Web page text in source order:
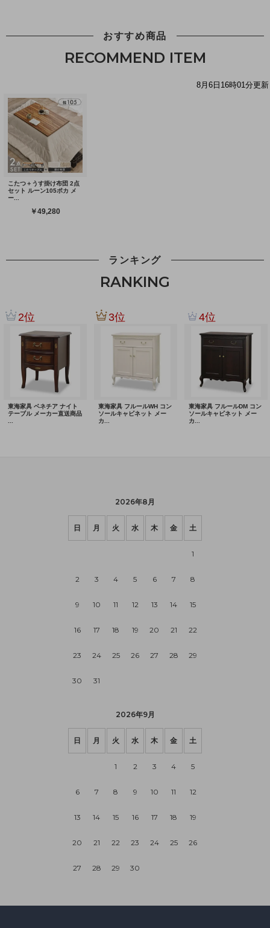
おすすめ商品
RECOMMEND ITEM
ランキング
RANKING
2026年8月
日 月 火 水 木 金 土
1
2 3 4 5 6 7 8
9 10 11 12 13 14 15
16 17 18 19 20 21 22
23 24 25 26 27 28 29
30 31
2026年9月
日 月 火 水 木 金 土
1 2 3 4 5
6 7 8 9 10 11 12
13 14 15 16 17 18 19
20 21 22 23 24 25 26
27 28 29 30